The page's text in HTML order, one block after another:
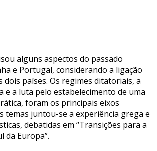
alguns aspectos do passado
e Portugal, considerando a ligação
dois países. Os regimes ditatoriais, a
e a luta pelo estabelecimento de uma
foram os principais eixos
temas juntou-se a experiência grega e
debatidas em “Transições para a
da Europa”.